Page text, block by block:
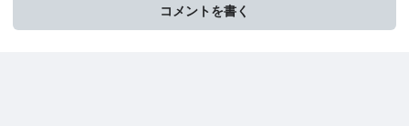
コメントを書く